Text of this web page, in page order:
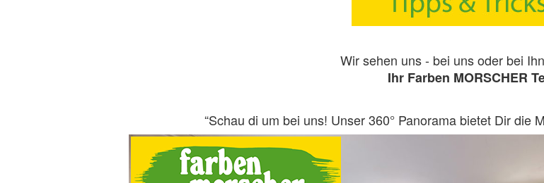
Wir sehen uns - bei uns oder bei
Ihr Farben MORSCHER
“Schau di um bei uns! Unser 360° Panorama bietet Dir die